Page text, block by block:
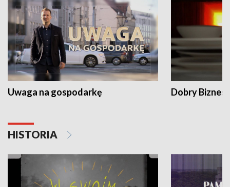
Uwaga na gospodarkę Dobry Biznes
HISTORIA